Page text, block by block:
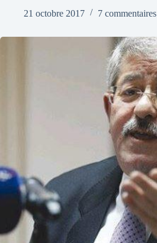
21 octobre 2017
7 commentaires